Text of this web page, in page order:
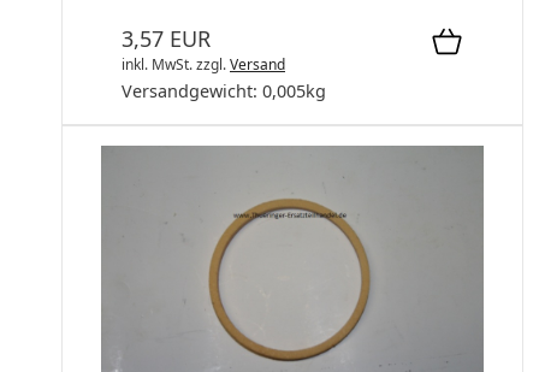
3,57 EUR
inkl. MwSt.zzgl.Versand
Versandgewicht: 0,005kg